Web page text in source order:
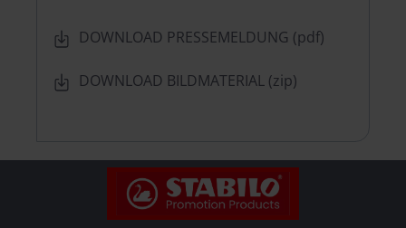
DOWNLOAD PRESSEMELDUNG (pdf)
DOWNLOAD BILDMATERIAL (zip)